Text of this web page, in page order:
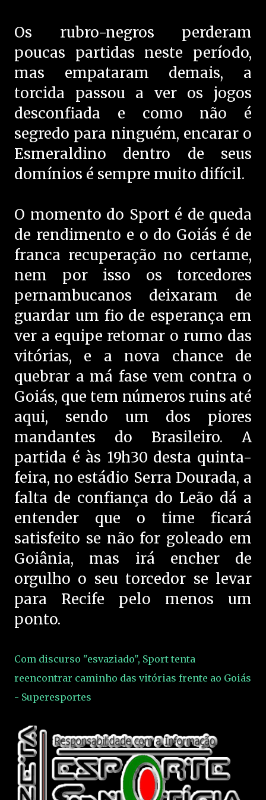
Os rubro-negros perderam
poucas partidas neste período,
mas empataram demais, a
torcida passou a ver os jogos
desconfiada e como não é
segredo para ninguém, encarar o
Esmeraldino dentro de seus
domínios é sempre muito difícil.
O momento do Sport é de queda
de rendimento e o do Goiás é de
franca recuperação no certame,
nem por isso os torcedores
pernambucanos deixaram de
guardar um fio de esperança em
ver a equipe retomar o rumo das
vitórias, e a nova chance de
quebrar a má fase vem contra o
Goiás, que tem números ruins até
aqui, sendo um dos piores
mandantes do Brasileiro. A
partida é às 19h30 desta quinta-
feira, no estádio Serra Dourada, a
falta de confiança do Leão dá a
entender que o time ficará
satisfeito se não for goleado em
Goiânia, mas irá encher de
orgulho o seu torcedor se levar
para Recife pelo menos um
ponto.
Com discurso "esvaziado", Sport tenta
reencontrar caminho das vitórias frente ao Goiás
- Superesportes